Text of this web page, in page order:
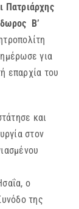
Πατριάρχης
Β’
για
επαρχία του
και
στον
ο
της